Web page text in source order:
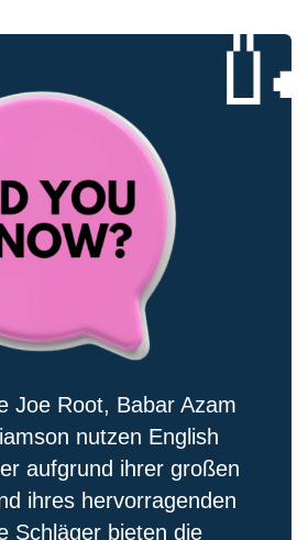
Joe Root, Babar Azam
nutzen English
aufgrund ihrer großen
ihres hervorragenden
Schläger bieten die